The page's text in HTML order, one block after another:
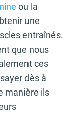
ou la
une
entraînés.
que nous
ces
dès à
manière ils